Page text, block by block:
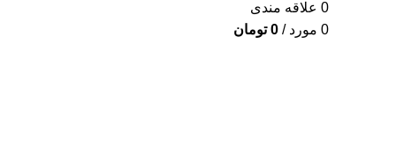
0 علاقه مندی
0 مورد /
0 تومان